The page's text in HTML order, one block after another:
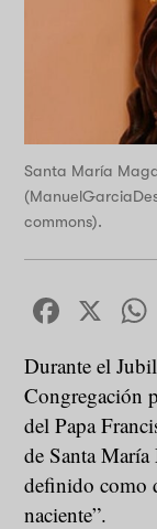
Santa María
commons).
X
Durante el
Congregación
del Papa
de Santa
definido como
naciente”.